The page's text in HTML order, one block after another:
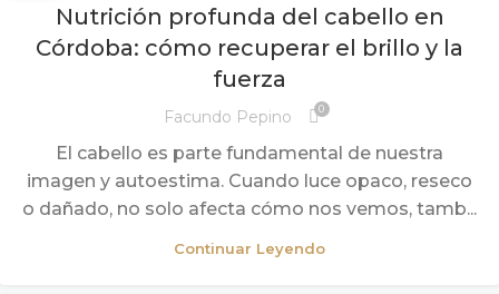
Nutrición profunda del cabello en
Córdoba: cómo recuperar el brillo y la
fuerza
Facundo Pepino 0
El cabello es parte fundamental de nuestra
imagen y autoestima. Cuando luce opaco, reseco
o dañado, no solo afecta cómo nos vemos, tamb...
Continuar Leyendo